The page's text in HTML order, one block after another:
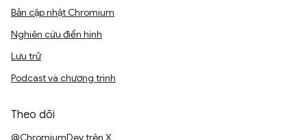
Bản cập nhật Chromium
Nghiên cứu điển hình
Lưu trữ
Podcast và chương trình
Theo dõi
@ChromiumDev trên X